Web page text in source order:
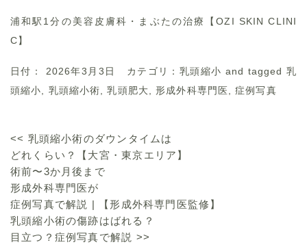
浦和駅1分の美容皮膚科・まぶたの治療【OZI SKIN CLINI
C】
日付： 2026年3月3日 カテゴリ： 乳頭縮小 and tagged 乳
頭縮小, 乳頭縮小術,乳頭肥大,形成外科専門医,症例写真
<< 乳頭縮小術のダウンタイムは
どれくらい？
【大宮・東京エリア】
術前〜3か月後まで
形成外科専門医が
症例写真で解説 |
【形成外科専門医監修】
乳頭縮小術の傷跡はばれる？
目立つ？症例写真で解説 >>